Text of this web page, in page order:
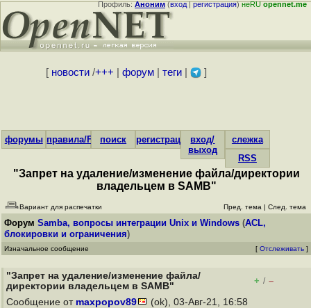
Профиль:Аноним(вход|регистрация)неRUopennet.me
[ новости/+++ форум| теги| ]
форумы правила/FAQпоиск регистрациявход/
выход
слежка
RSS
"Запрет на удаление/изменение файла/директории
владельцем в SAMB"
Вариант для распечатки Пред. тема | След. тема
Форум Samba, вопросы интеграции Unix и Windows (ACL,
блокировки и ограничения)
Изначальное сообщение [ Отслеживать ]
"Запрет на удаление/изменение файла/
директории владельцем в SAMB"
+ / –
Сообщение от maxpopov89 (ok), 03-Авг-21, 16:58